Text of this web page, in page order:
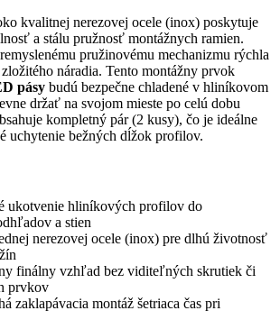
kvalitnej nerezovej ocele (inox) poskytuje
a stálu pružnosť montážnych ramien.
pružinovému mechanizmu rýchla
náradia. Tento montážny prvok
pásy budú bezpečne chladené v hliníkovom
držať na svojom mieste po celú dobu
kompletný pár (2 kusy), čo je ideálne
uchytenie bežných dĺžok profilov.
ukotvenie hliníkových profilov do
a stien
nerezovej ocele (inox) pre dlhú životnosť
finálny vzhľad bez viditeľných skrutiek či
prvkov
zaklapávacia montáž šetriaca čas pri